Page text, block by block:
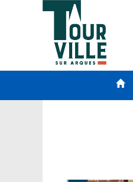
Panneau de gestion des cookies